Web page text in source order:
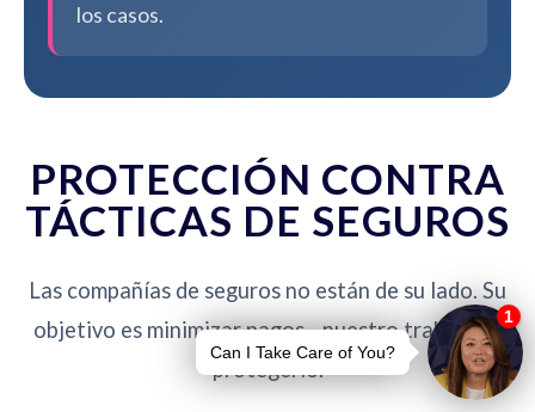
los casos.
PROTECCIÓN CONTRA
TÁCTICAS DE SEGUROS
Las compañías de seguros no están de su lado. Su
objetivo es minimizar pagos - nuestro trabajo es
protegerlo.